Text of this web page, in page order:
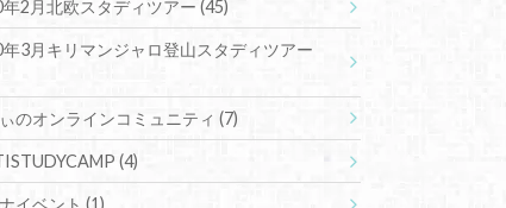
2月北欧スタディツアー(45)
3月キリマンジャロ登山スタディツアー
のオンラインコミュニティ(7)
(4)